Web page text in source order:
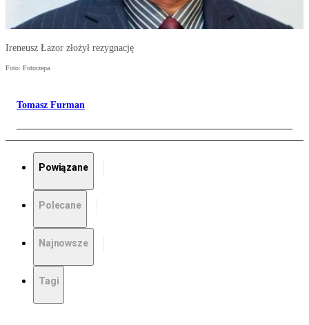
Ireneusz Łazor złożył rezygnację
Foto: Fotorzepa
Tomasz Furman
Powiązane
Polecane
Najnowsze
Tagi